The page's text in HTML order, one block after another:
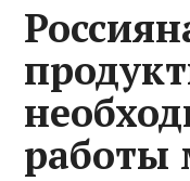
работы